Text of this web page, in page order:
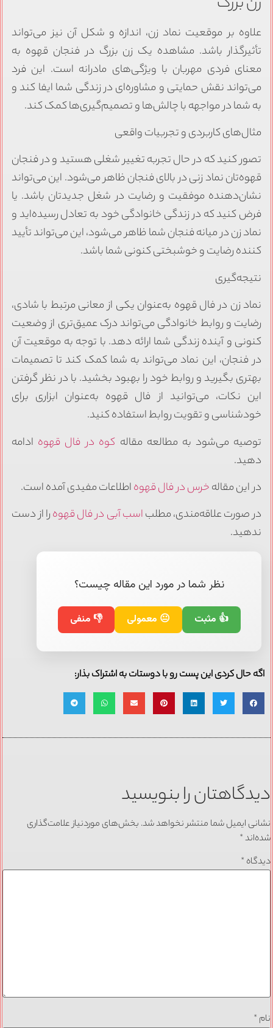
علاوه بر موقعیت نماد زن، اندازه و شکل آن نیز می‌تواند
تأثیرگذار باشد. مشاهده یک زن بزرگ در فنجان قهوه به
معنای فردی مهربان با ویژگی‌های مادرانه است. این فرد
می‌تواند نقش حمایتی و مشاوره‌ای در زندگی شما ایفا کند و
به شما در مواجهه با چالش‌ها و تصمیم‌گیری‌ها کمک کند.
مثال‌های کاربردی و تجربیات واقعی
تصور کنید که در حال تجربه تغییر شغلی هستید و در فنجان
قهوه‌تان نماد زنی در بالای فنجان ظاهر می‌شود. این می‌تواند
نشان‌دهنده موفقیت و رضایت در شغل جدیدتان باشد. یا
فرض کنید که در زندگی خانوادگی خود به تعادل رسیده‌اید و
نماد زن در میانه فنجان شما ظاهر می‌شود، این می‌تواند تأیید
کننده رضایت و خوشبختی کنونی شما باشد.
نتیجه‌گیری
نماد زن در فال قهوه به‌عنوان یکی از معانی مرتبط با شادی،
رضایت و روابط خانوادگی می‌تواند درک عمیق‌تری از وضعیت
کنونی و آینده زندگی شما ارائه دهد. با توجه به موقعیت آن
در فنجان، این نماد می‌تواند به شما کمک کند تا تصمیمات
بهتری بگیرید و روابط خود را بهبود بخشید. با در نظر گرفتن
این نکات، می‌توانید از فال قهوه به‌عنوان ابزاری برای
خودشناسی و تقویت روابط استفاده کنید.
توصیه می‌شود به مطالعه مقاله کوه در فال قهوهادامه
دهید.
در این مقالهخرس در فال قهوهاطلاعات مفیدی آمده است.
در صورت علاقه‌مندی، مطلباسب آبی در فال قهوهرا از دست
ندهید.
نظر شما در مورد این مقاله چیست؟
👍 مثبت 😐 معمولی 👎 منفی
اگه حال کردی این پست رو با دوستات به اشتراک بذار:
دیدگاهتان را بنویسید
نشانی ایمیل شما منتشر نخواهد شد. بخش‌های موردنیاز علامت‌گذاری
شده‌اند*
دیدگاه *
نام *